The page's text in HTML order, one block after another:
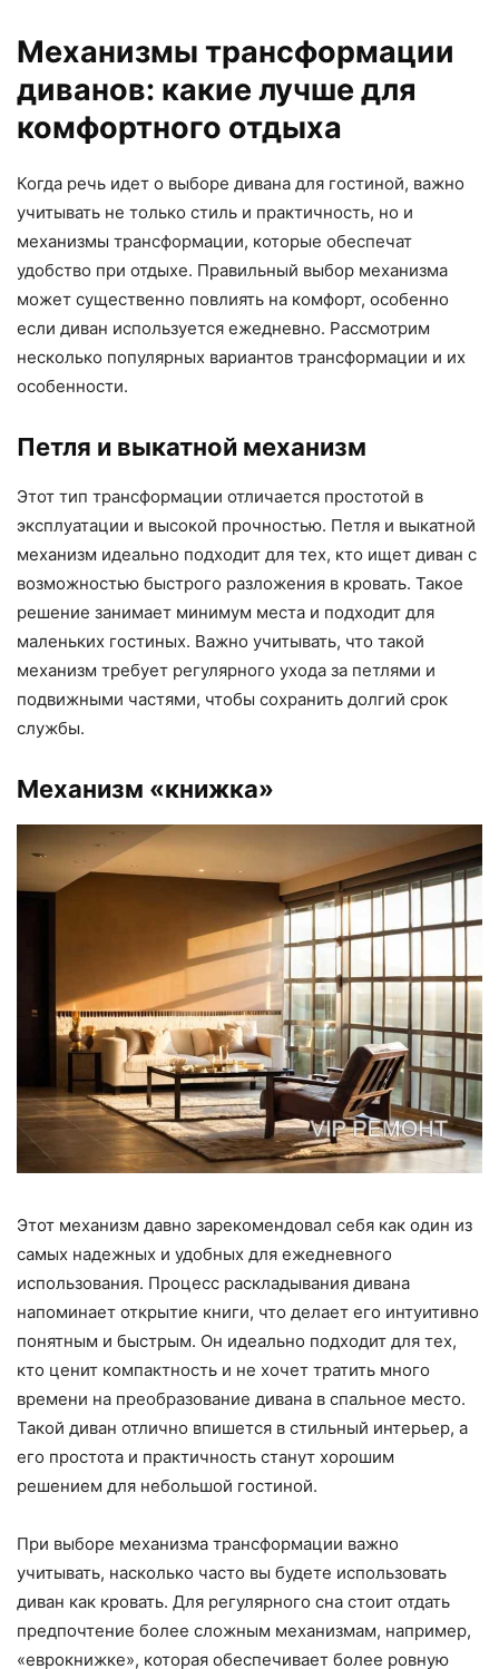
Механизмы трансформации
диванов: какие лучше для
комфортного отдыха
Когда речь идет о выборе дивана для гостиной, важно
учитывать не только стиль и практичность, но и
механизмы трансформации, которые обеспечат
удобство при отдыхе. Правильный выбор механизма
может существенно повлиять на комфорт, особенно
если диван используется ежедневно. Рассмотрим
несколько популярных вариантов трансформации и их
особенности.
Петля и выкатной механизм
Этот тип трансформации отличается простотой в
эксплуатации и высокой прочностью. Петля и выкатной
механизм идеально подходит для тех, кто ищет диван с
возможностью быстрого разложения в кровать. Такое
решение занимает минимум места и подходит для
маленьких гостиных. Важно учитывать, что такой
механизм требует регулярного ухода за петлями и
подвижными частями, чтобы сохранить долгий срок
службы.
Механизм «книжка»
Этот механизм давно зарекомендовал себя как один из
самых надежных и удобных для ежедневного
использования. Процесс раскладывания дивана
напоминает открытие книги, что делает его интуитивно
понятным и быстрым. Он идеально подходит для тех,
кто ценит компактность и не хочет тратить много
времени на преобразование дивана в спальное место.
Такой диван отлично впишется в стильный интерьер, а
его простота и практичность станут хорошим
решением для небольшой гостиной.
При выборе механизма трансформации важно
учитывать, насколько часто вы будете использовать
диван как кровать. Для регулярного сна стоит отдать
предпочтение более сложным механизмам, например,
«еврокнижке», которая обеспечивает более ровную